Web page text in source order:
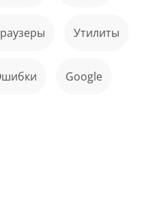
Браузеры Утилиты
ошибки Google